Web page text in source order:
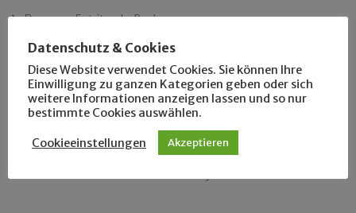
Das neue Eutritzsch-Buch
Rennfahrer in Schönefeld und Zschocher
Zu Fuß durch Anger-Crottendorf
Datenschutz & Cookies
Diese Website verwendet Cookies. Sie können Ihre
Einwilligung zu ganzen Kategorien geben oder sich
weitere Informationen anzeigen lassen und so nur
bestimmte Cookies auswählen.
Cookieeinstellungen Akzeptieren